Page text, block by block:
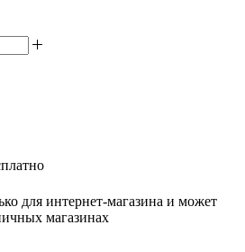
для интернет-магазина и может
магазинах